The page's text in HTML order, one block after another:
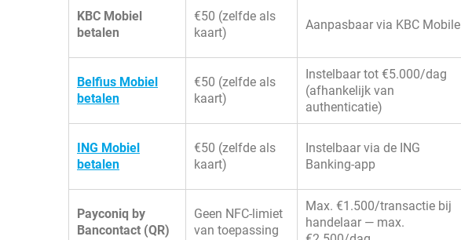
KBC Mobiel
betalen
€50 (zelfde als
kaart)
Aanpasbaar via KBC Mobile
Belfius Mobiel
betalen
€50 (zelfde als
kaart)
Instelbaar tot €5.000/dag
(afhankelijk van
authenticatie)
ING Mobiel
betalen
€50 (zelfde als
kaart)
Instelbaar via de ING
Banking-app
Payconiq by
Bancontact (QR)
Geen NFC-limiet
van toepassing
Max. €1.500/transactie bij
handelaar — max.